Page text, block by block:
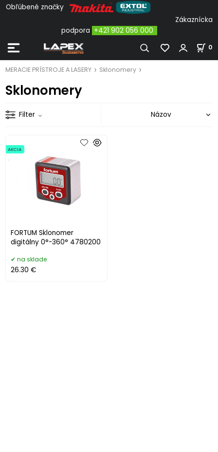
Obľúbené značky
Zákaznícka
podpora +421 902 056 000
0
MERACIE PRÍSTROJE A LASERY Sklonomery
Sklonomery
Filter
FORTUM Sklonomer
digitálny 0°-360° 4780200
AKCIA
.
na sklade
26.30 €